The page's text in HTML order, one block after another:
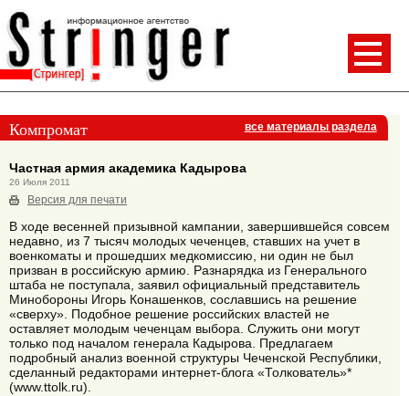
Компромат все материалы раздела
Частная армия академика Кадырова
26 Июля 2011
Версия для печати
В ходе весенней призывной кампании, завершившейся совсем
недавно, из 7 тысяч молодых чеченцев, ставших на учет в
военкоматы и прошедших медкомиссию, ни один не был
призван в российскую армию. Разнарядка из Генерального
штаба не поступала, заявил официальный представитель
Минобороны Игорь Конашенков, сославшись на решение
«сверху». Подобное решение российских властей не
оставляет молодым чеченцам выбора. Служить они могут
только под началом генерала Кадырова. Предлагаем
подробный анализ военной структуры Чеченской Республики,
сделанный редакторами интернет-блога «Толкователь»*
(www.ttolk.ru).